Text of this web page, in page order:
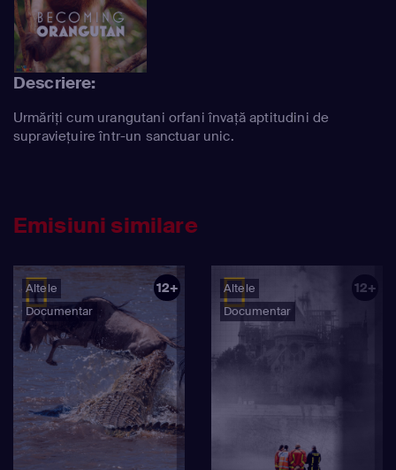
Descriere:
Urmăriți cum urangutani orfani învață aptitudini de
supraviețuire într-un sanctuar unic.
Emisiuni similare
Altele
Documentar
12+
Altele
Documentar
12+